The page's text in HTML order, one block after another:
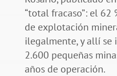
“total fracaso”: el 62
de explotación
ilegalmente, y allí se
2.600 pequeñas
años de operación.